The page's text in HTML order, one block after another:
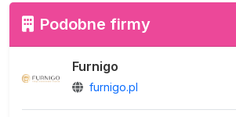
Podobne firmy
Furnigo
furnigo.pl